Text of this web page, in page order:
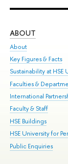
ABOUT
About
Key Figures & Facts
Sustainability at HSE
Faculties &
International
Faculty & Staff
HSE Buildings
HSE University for
Public Enquiries